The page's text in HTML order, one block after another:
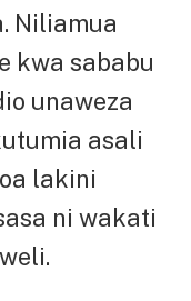
Niliamua
kwa sababu
unaweza
asali
lakini
ni wakati